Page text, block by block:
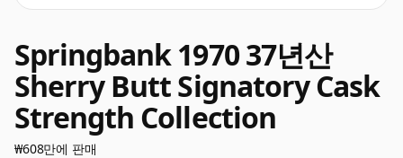
Springbank 1970 37년산
Sherry Butt Signatory Cask
Strength Collection
₩608만에 판매